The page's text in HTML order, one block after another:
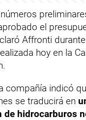
el
Affronti
hoy en la
compañía indicó
se traducirá en
de hidrocarburos